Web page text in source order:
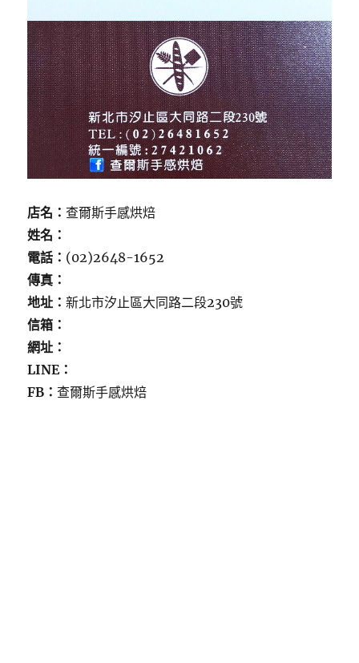
店名： 查爾斯手感烘焙
姓名：
電話： (02)2648-1652
傳真：
地址：新北市汐止區大同路二段230號
信箱：
網址：
LINE：
FB： 查爾斯手感烘焙